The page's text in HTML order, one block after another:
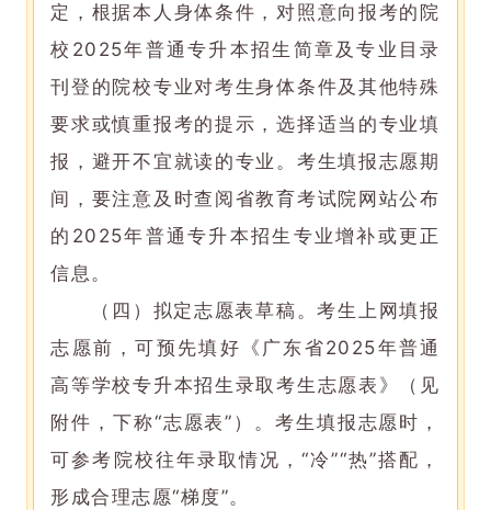
定，根据本人身体条件，对照意向报考的院
校2025年普通专升本招生简章及专业目录
刊登的院校专业对考生身体条件及其他特殊
要求或慎重报考的提示，选择适当的专业填
报，避开不宜就读的专业。考生填报志愿期
间，要注意及时查阅省教育考试院网站公布
的2025年普通专升本招生专业增补或更正
信息。
（四）拟定志愿表草稿。考生上网填报
志愿前，可预先填好《广东省2025年普通
高等学校专升本招生录取考生志愿表》（见
附件，下称“志愿表”）。考生填报志愿时，
可参考院校往年录取情况，“冷”“热”搭配，
形成合理志愿“梯度”。